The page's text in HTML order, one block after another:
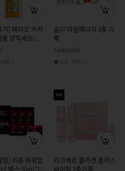
가] 페리오 카카
용 양치세트(라
5
숨37 타임에너지 3종 기
획
144,000원
4.5 12
일] 리튠 파워업
06
라끄베르 콜라겐 플러스